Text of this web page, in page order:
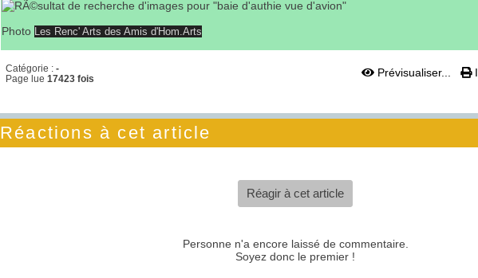
Photo Les Renc' Arts des Amis d'Hom.Arts
Catégorie : -
Page lue 17423 fois Prévisualiser...
Réactions à cet article
Réagir à cet article
Personne n'a encore laissé de commentaire.
Soyez donc le premier !